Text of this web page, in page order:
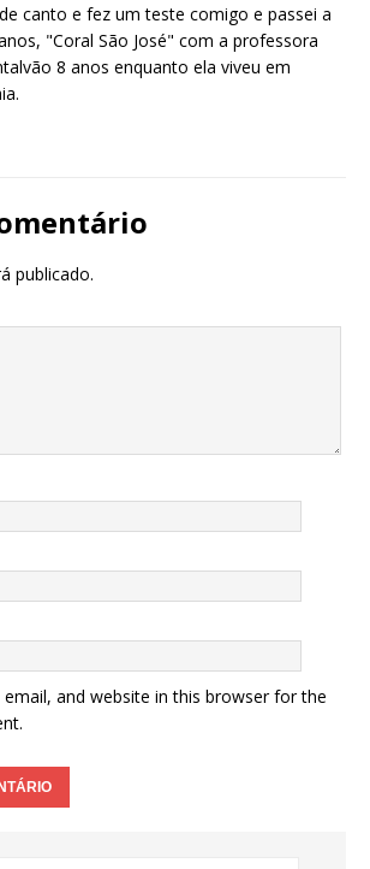
canto e fez um teste comigo e passei a
"Coral São José" com a professora
8 anos enquanto ela viveu em
publicado.
email, and website in this browser for the